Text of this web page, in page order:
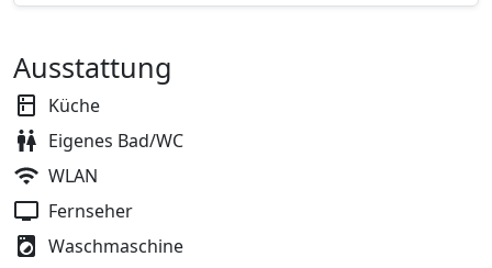
Ausstattung
Küche
Eigenes Bad/WC
WLAN
Fernseher
Waschmaschine